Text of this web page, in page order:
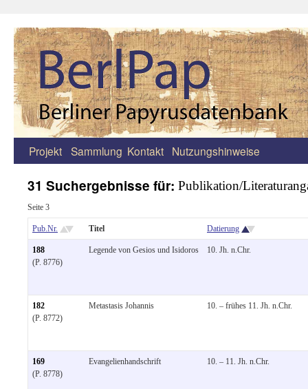
Zum
springen
Projekt Sammlung Kontakt Nutzungshinweise
31 Suchergebnisse für: Publikation/
Seite 3
Pub.Nr. Titel Datierung
188
(P. 8776)
Legende von Gesios und Isidoros 10. Jh. n.Chr.
182
(P. 8772)
Metastasis Johannis 10. – frühes 11. Jh. n.Chr.
169
(P. 8778)
Evangelienhandschrift 10. – 11. Jh. n.Chr.